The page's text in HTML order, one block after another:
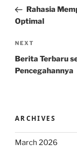
PostRahasia
Optimal
Next
Post
NEXT
Berita Terbaru
Pencegahannya
ARCHIVES
March 2026